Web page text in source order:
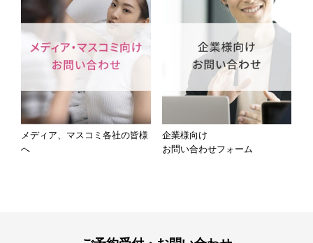
メディア、マスコミ各社の皆様
へ
企業様向け
お問い合わせフォーム